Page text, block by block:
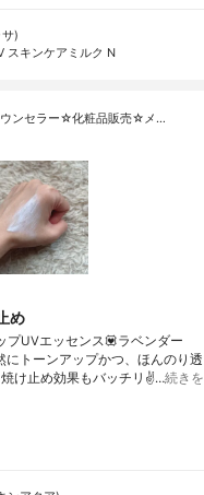
)
スキンケアミルク N
ウンセラー☆化粧品販売☆メ…
め
プUVエッセンス💟ラベンダー
にトーンアップかつ、ほんのり透
け止め効果もバッチリ✌️…続きを